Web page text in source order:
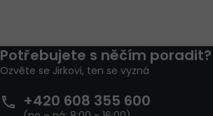
Potřebujete s něčím poradit?
Ozvěte se Jirkovi, ten se vyzná
+420 608 355 600